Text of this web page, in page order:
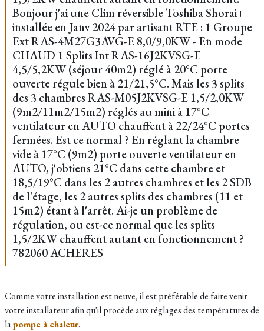
Bonjour j'ai une Clim réversible Toshiba Shorai+
installée en Janv 2024 par artisant RTE : 1 Groupe
Ext RAS-4M27G3AVG-E 8,0/9,0KW - En mode
CHAUD 1 Splits Int RAS-16J2KVSG-E
4,5/5,2KW (séjour 40m2) réglé à 20°C porte
ouverte régule bien à 21/21,5°C. Mais les 3 splits
des 3 chambres RAS-M05J2KVSG-E 1,5/2,0KW
(9m2/11m2/15m2) réglés au mini à 17°C
ventilateur en AUTO chauffent à 22/24°C portes
fermées. Est ce normal ? En réglant la chambre
vide à 17°C (9m2) porte ouverte ventilateur en
AUTO, j'obtiens 21°C dans cette chambre et
18,5/19°C dans les 2 autres chambres et les 2 SDB
de l'étage, les 2 autres splits des chambres (11 et
15m2) étant à l'arrêt. Ai-je un problème de
régulation, ou est-ce normal que les splits
1,5/2KW chauffent autant en fonctionnement ?
782060 ACHERES
Comme votre installation est neuve, il est préférable de faire venir
votre installateur afin qu'il procède aux réglages des températures de
lapompe à chaleur.